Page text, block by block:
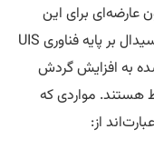
برای این
محصول گزارش نشده است. از آنجا که رزوسیدال بر پایه فناوری UIS
افزایش گردش
مواردی که
از: